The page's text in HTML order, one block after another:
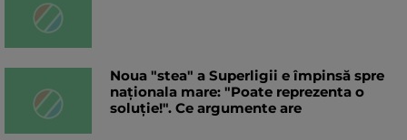
Noua "stea" a Superligii e împinsă spre
naționala mare: "Poate reprezenta o
soluție!". Ce argumente are